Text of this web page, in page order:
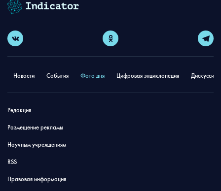
Новости События Фото дня Цифровая энциклопедия
Редакция
Размещение рекламы
Научным учреждениям
RSS
Правовая информация